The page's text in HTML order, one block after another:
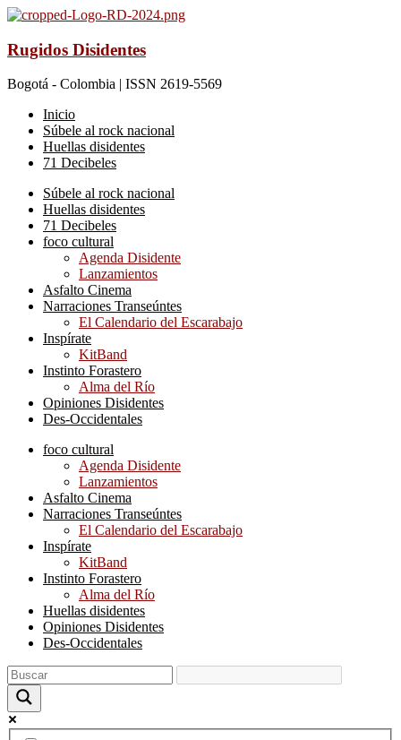
Rugidos Disidentes
Bogotá - Colombia | ISSN 2619-5569
Inicio
Súbele al rock nacional
Huellas disidentes
71 Decibeles
Súbele al rock nacional
Huellas disidentes
71 Decibeles
foco cultural
Agenda Disidente
Lanzamientos
Asfalto Cinema
Narraciones Transeúntes
El Calendario del Escarabajo
Inspírate
KitBand
Instinto Forastero
Alma del Río
Opiniones Disidentes
Des-Occidentales
foco cultural
Agenda Disidente
Lanzamientos
Asfalto Cinema
Narraciones Transeúntes
El Calendario del Escarabajo
Inspírate
KitBand
Instinto Forastero
Alma del Río
Huellas disidentes
Opiniones Disidentes
Des-Occidentales